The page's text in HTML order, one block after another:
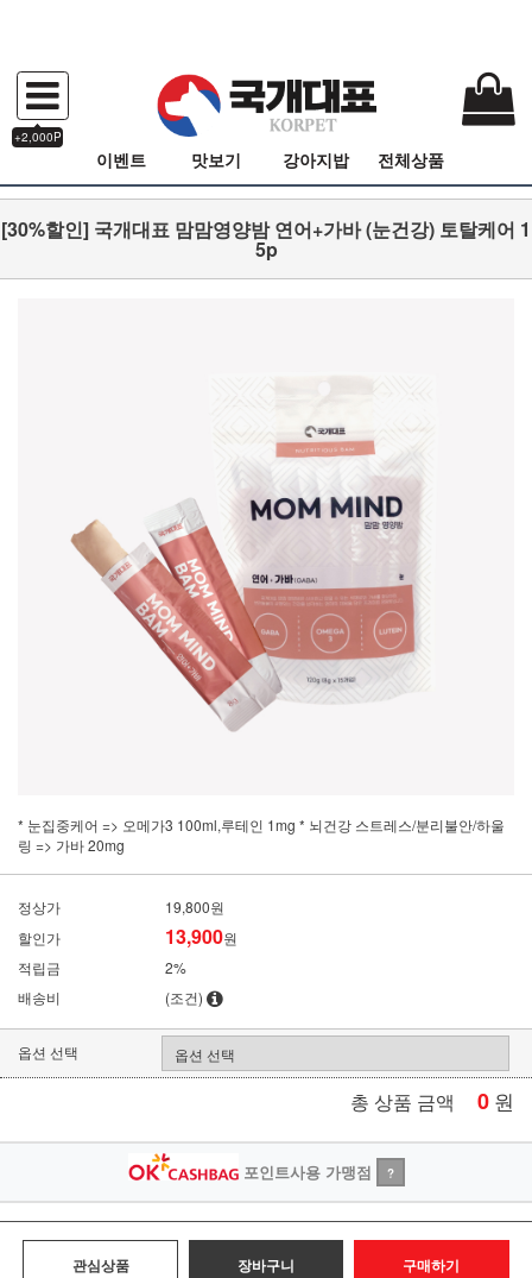
+2,000P
이벤트 맛보기 강아지밥 전체상품
[30%할인] 국개대표 맘맘영양밤 연어+가바 (눈건강) 토탈케어 1
5p
* 눈집중케어 => 오메가3 100ml,루테인 1mg * 뇌건강 스트레스/분리불안/하울
링 => 가바 20mg
정상가
19,800원
할인가
13,900원
적립금
2%
배송비
(조건)
옵션 선택
총 상품 금액 0 원
포인트사용 가맹점 ?
관심상품 장바구니 구매하기